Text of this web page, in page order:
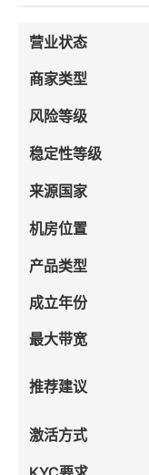
营业状态
商家类型
风险等级
稳定性等级
来源国家
机房位置
产品类型
成立年份
最大带宽
推荐建议
激活方式